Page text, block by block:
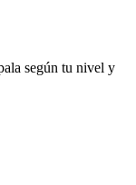
según tu nivel y